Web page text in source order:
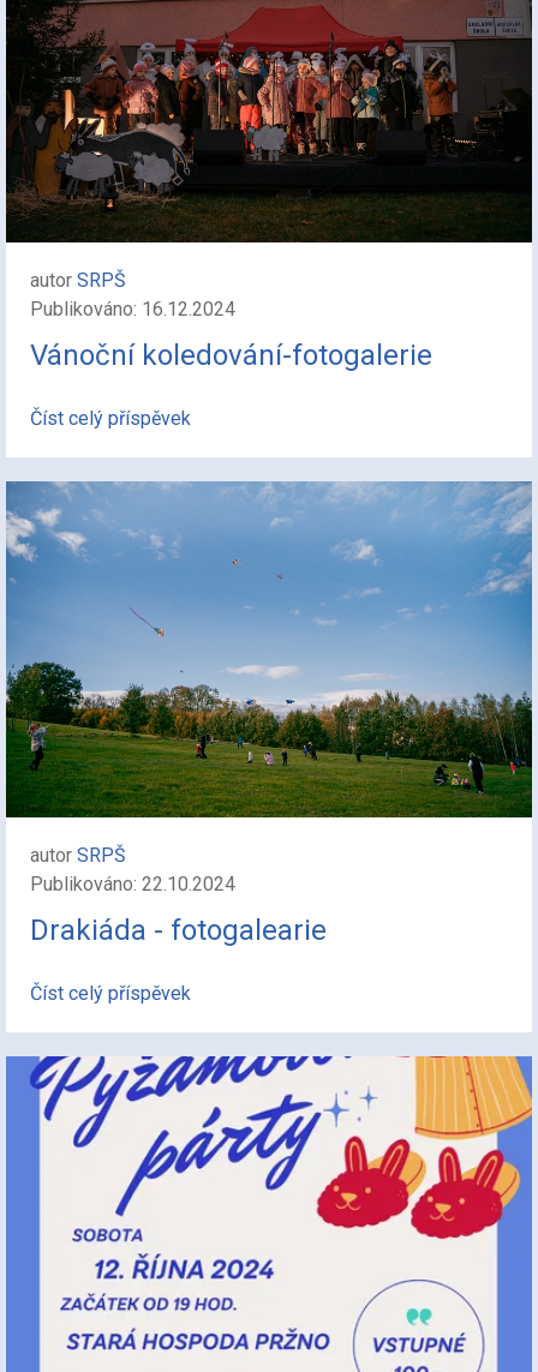
autor SRPŠ
Publikováno: 16.12.2024
Vánoční koledování-fotogalerie
Číst celý příspěvek
autor SRPŠ
Publikováno: 22.10.2024
Drakiáda - fotogalearie
Číst celý příspěvek